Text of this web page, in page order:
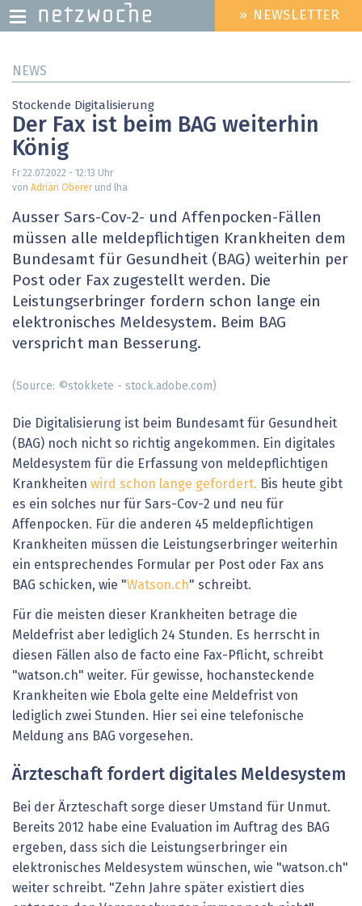
zum
HEADER
MENU
» NEWSLETTER
NEWS
Stockende Digitalisierung
Der Fax ist beim BAG weiterhin
König
Fr 22.07.2022 - 12:13 Uhr
von Adrian Obererund lha
Ausser Sars-Cov-2- und Affenpocken-Fällen
müssen alle meldepflichtigen Krankheiten dem
Bundesamt für Gesundheit (BAG) weiterhin per
Post oder Fax zugestellt werden. Die
Leistungserbringer fordern schon lange ein
elektronisches Meldesystem. Beim BAG
verspricht man Besserung.
(Source: ©stokkete - stock.adobe.com)
Die Digitalisierung ist beim Bundesamt für Gesundheit
(BAG) noch nicht so richtig angekommen. Ein digitales
Meldesystem für die Erfassung von meldepflichtigen
Krankheiten wird schon lange gefordert. Bis heute gibt
es ein solches nur für Sars-Cov-2 und neu für
Affenpocken. Für die anderen 45 meldepflichtigen
Krankheiten müssen die Leistungserbringer weiterhin
ein entsprechendes Formular per Post oder Fax ans
BAG schicken, wie "Watson.ch" schreibt.
Für die meisten dieser Krankheiten betrage die
Meldefrist aber lediglich 24 Stunden. Es herrscht in
diesen Fällen also de facto eine Fax-Pflicht, schreibt
"watson.ch" weiter. Für gewisse, hochansteckende
Krankheiten wie Ebola gelte eine Meldefrist von
lediglich zwei Stunden. Hier sei eine telefonische
Meldung ans BAG vorgesehen.
Ärzteschaft fordert digitales Meldesystem
Bei der Ärzteschaft sorge dieser Umstand für Unmut.
Bereits 2012 habe eine Evaluation im Auftrag des BAG
ergeben, dass sich die Leistungserbringer ein
elektronisches Meldesystem wünschen, wie "watson.ch"
weiter schreibt. "Zehn Jahre später existiert dies